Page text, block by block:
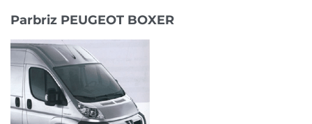
Parbriz PEUGEOT BOXER